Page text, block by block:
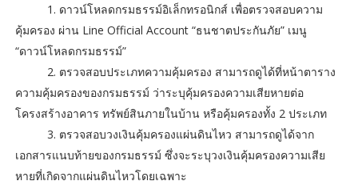
1. ดาวน์โหลดกรมธรรม์อิเล็กทรอนิกส์ เพื่อตรวจสอบความ
คุ้มครอง ผ่าน Line Official Account “ธนชาตประกันภัย” เมนู
“ดาวน์โหลดกรมธรรม์”
2. ตรวจสอบประเภทความคุ้มครอง สามารถดูได้ที่หน้าตาราง
ความคุ้มครองของกรมธรรม์ ว่าระบุคุ้มครองความเสียหายต่อ
โครงสร้างอาคาร ทรัพย์สินภายในบ้าน หรือคุ้มครองทั้ง 2 ประเภท
3. ตรวจสอบวงเงินคุ้มครองแผ่นดินไหว สามารถดูได้จาก
เอกสารแนบท้ายของกรมธรรม์ ซึ่งจะระบุวงเงินคุ้มครองความเสีย
หายที่เกิดจากแผ่นดินไหวโดยเฉพาะ